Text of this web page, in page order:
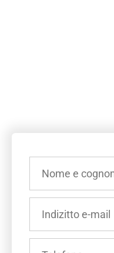
NOME
COGNOME
(OBBLIGATORIO)
INDIRIZZO